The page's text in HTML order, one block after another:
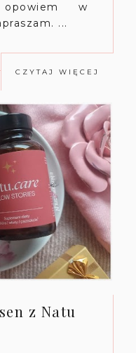
w
...
CZYTAJ WIĘCEJ
z Natu